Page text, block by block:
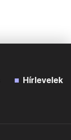
Hírlevelek